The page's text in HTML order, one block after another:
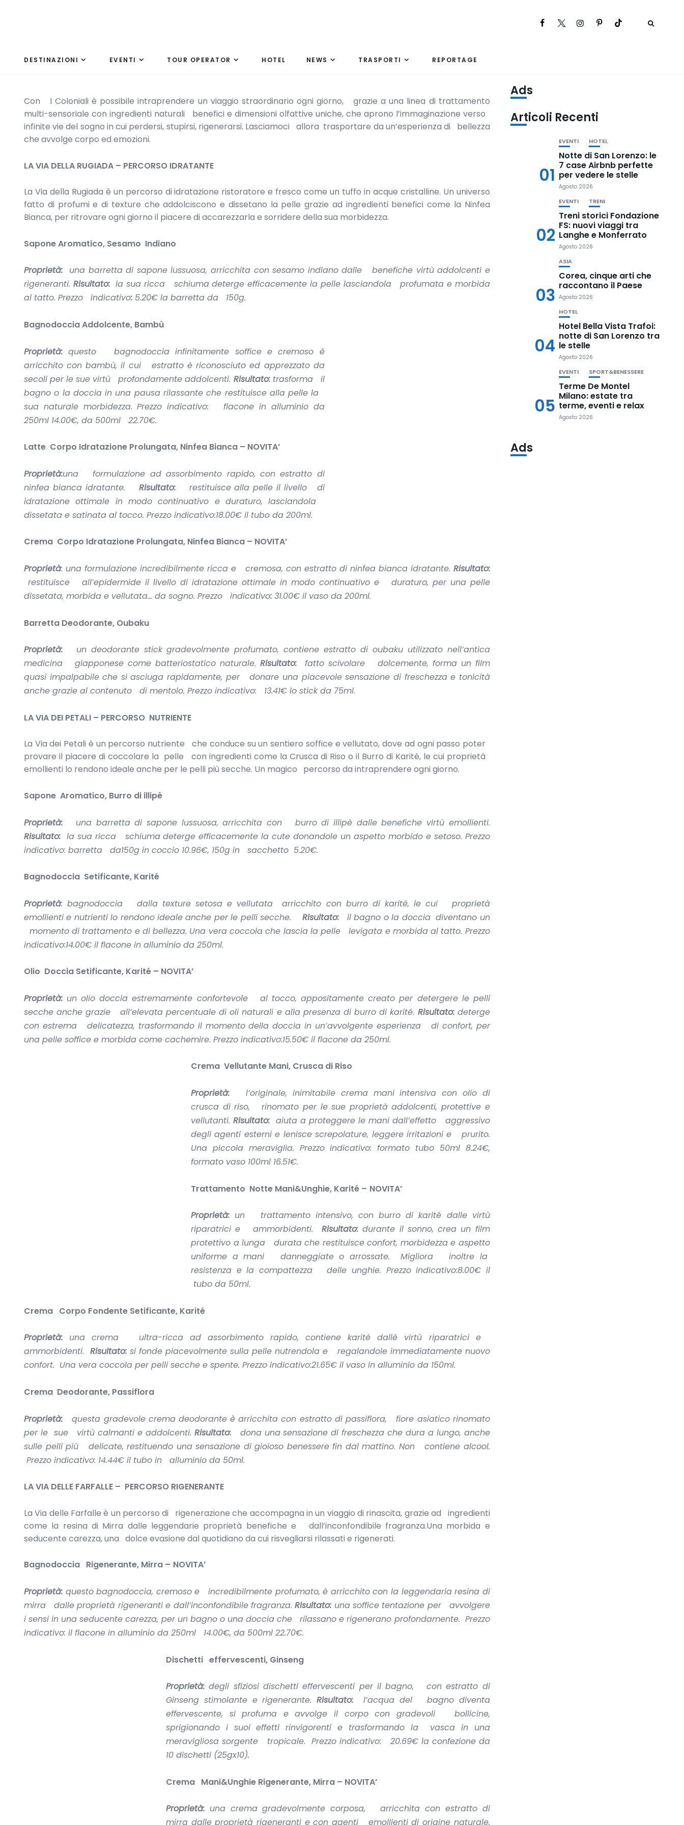
DESTINAZIONI EVENTI TOUR OPERATOR HOTEL NEWS TRASPORTI REPORTAGE
Con I Coloniali è possibile intraprendere un viaggio straordinario ogni giorno, grazie a una linea di trattamento
multi-sensoriale con ingredienti naturali benefici e dimensioni olfattive uniche, che aprono l’immaginazione verso
infinite vie del sogno in cui perdersi, stupirsi, rigenerarsi. Lasciamoci allora trasportare da un’esperienza di bellezza
che avvolge corpo ed emozioni.
LA VIA DELLA RUGIADA – PERCORSO IDRATANTE
La Via della Rugiada è un percorso di idratazione ristoratore e fresco come un tuffo in acque cristalline. Un universo
fatto di profumi e di texture che addolciscono e dissetano la pelle grazie ad ingredienti benefici come la Ninfea
Bianca, per ritrovare ogni giorno il piacere di accarezzarla e sorridere della sua morbidezza.
Sapone Aromatico, Sesamo Indiano
Proprietà: una barretta di sapone lussuosa, arricchita con sesamo indiano dalle benefiche virtù addolcenti e
rigeneranti. Risultato:la sua ricca schiuma deterge efficacemente la pelle lasciandola profumata e morbida
al tatto. Prezzo indicativo: 5.20€ la barretta da 150g.
Bagnodoccia Addolcente, Bambù
Proprietà:questo bagnodoccia infinitamente soffice e cremoso è
arricchito con bambù, il cui estratto è riconosciuto ed apprezzato da
secoli per le sue virtù profondamente addolcenti. Risultato: trasforma il
bagno o la doccia in una pausa rilassante che restituisce alla pelle la
sua naturale morbidezza. Prezzo indicativo: flacone in alluminio da
250ml 14.00€, da 500ml 22.70€.
Latte Corpo Idratazione Prolungata, Ninfea Bianca – NOVITA’
Proprietà:una formulazione ad assorbimento rapido, con estratto di
ninfea bianca idratante. Risultato:
restituisce alla pelle il livello di
idratazione ottimale in modo continuativo e duraturo, lasciandola
dissetata e satinata al tocco. Prezzo indicativo:18.00€ il tubo da 200ml.
Crema Corpo Idratazione Prolungata, Ninfea Bianca – NOVITA’
Proprietà: una formulazione incredibilmente ricca e cremosa, con estratto di ninfea bianca idratante. Risultato:
restituisce all’epidermide il livello di idratazione ottimale in modo continuativo e duraturo, per una pelle
dissetata, morbida e vellutata… da sogno. Prezzo indicativo: 31.00€ il vaso da 200ml.
Barretta Deodorante, Oubaku
Proprietà: un deodorante stick gradevolmente profumato, contiene estratto di oubaku utilizzato nell’antica
medicina giapponese come batteriostatico naturale.Risultato: fatto scivolare dolcemente, forma un film
quasi impalpabile che si asciuga rapidamente, per donare una piacevole sensazione di freschezza e tonicità
anche grazie al contenuto di mentolo. Prezzo indicativo: 13.41€ lo stick da 75ml.
LA VIA DEI PETALI – PERCORSO NUTRIENTE
La Via dei Petali è un percorso nutriente che conduce su un sentiero soffice e vellutato, dove ad ogni passo poter
provare il piacere di coccolare la pelle con ingredienti come la Crusca di Riso o il Burro di Karité, le cui proprietà
emollienti lo rendono ideale anche per le pelli più secche. Un magico percorso da intraprendere ogni giorno.
Sapone Aromatico, Burro di illipè
Proprietà: una barretta di sapone lussuosa, arricchita con burro di illipè dalle benefiche virtù emollienti.
Risultato: la sua ricca schiuma deterge efficacemente la cute donandole un aspetto morbido e setoso. Prezzo
indicativo: barretta da150g in coccio 10.96€, 150g in sacchetto 5.20€.
Bagnodoccia Setificante, Karité
Proprietà: bagnodoccia dalla texture setosa e vellutata arricchito con burro di karité, le cui proprietà
emollienti e nutrienti lo rendono ideale anche per le pelli secche. Risultato: il bagno o la doccia diventano un
momento di trattamento e di bellezza. Una vera coccola che lascia la pelle levigata e morbida al tatto. Prezzo
indicativo:14.00€ il flacone in alluminio da 250ml.
Olio Doccia Setificante, Karité – NOVITA’
Proprietà: un olio doccia estremamente confortevole al tocco, appositamente creato per detergere le pelli
secche anche grazie all’elevata percentuale di oli naturali e alla presenza di burro di karité. Risultato:deterge
con estrema delicatezza, trasformando il momento della doccia in un’avvolgente esperienza di confort, per
una pelle soffice e morbida come cachemire. Prezzo indicativo:15.50€ il flacone da 250ml.
Crema Vellutante Mani, Crusca di Riso
Proprietà: l’originale, inimitabile crema mani intensiva con olio di
crusca di riso, rinomato per le sue proprietà addolcenti, protettive e
vellutanti. Risultato:aiuta a proteggere le mani dall’effetto aggressivo
degli agenti esterni e lenisce screpolature, leggere irritazioni e prurito.
Una piccola meraviglia. Prezzo indicativo: formato tubo 50ml 8.24€,
formato vaso 100ml 16.51€.
Trattamento Notte Mani&Unghie, Karité – NOVITA’
Proprietà: un trattamento intensivo, con burro di karité dalle virtù
riparatrici e ammorbidenti. Risultato:durante il sonno, crea un film
protettivo a lunga durata che restituisce confort, morbidezza e aspetto
uniforme a mani danneggiate o arrossate. Migliora inoltre la
resistenza e la compattezza delle unghie. Prezzo indicativo:8.00€ il
tubo da 50ml.
Crema Corpo Fondente Setificante, Karité
Proprietà: una crema ultra-ricca ad assorbimento rapido, contiene karité dallé virtù riparatrici e
ammorbidenti.Risultato: si fonde piacevolmente sulla pelle nutrendola e regalandole immediatamente nuovo
confort. Una vera coccola per pelli secche e spente. Prezzo indicativo:21.65€ il vaso in alluminio da 150ml.
Crema Deodorante, Passiflora
Proprietà: questa gradevole crema deodorante è arricchita con estratto di passiflora, fiore asiatico rinomato
per le sue virtù calmanti e addolcenti. Risultato:dona una sensazione di freschezza che dura a lungo, anche
sulle pelli più delicate, restituendo una sensazione di gioioso benessere fin dal mattino. Non contiene alcool.
Prezzo indicativo: 14.44€ il tubo in alluminio da 50ml.
LA VIA DELLE FARFALLE – PERCORSO RIGENERANTE
La Via delle Farfalle è un percorso di rigenerazione che accompagna in un viaggio di rinascita, grazie ad ingredienti
come la resina di Mirra dalle leggendarie proprietà benefiche e dall’inconfondibile fragranza.Una morbida e
seducente carezza, una dolce evasione dal quotidiano da cui risvegliarsi rilassati e rigenerati.
Bagnodoccia Rigenerante, Mirra – NOVITA’
Proprietà: questo bagnodoccia, cremoso e incredibilmente profumato, è arricchito con la leggendaria resina di
mirra dalle proprietà rigeneranti e dall’inconfondibile fragranza.Risultato: una soffice tentazione per avvolgere
i sensi in una seducente carezza, per un bagno o una doccia che rilassano e rigenerano profondamente. Prezzo
indicativo: il flacone in alluminio da 250ml 14.00€, da 500ml 22.70€.
Dischetti effervescenti, Ginseng
Proprietà: degli sfiziosi dischetti effervescenti per il bagno, con estratto di
Ginseng stimolante e rigenerante.Risultato: l’acqua del bagno diventa
effervescente, si profuma e avvolge il corpo con gradevoli bollicine,
sprigionando i suoi effetti rinvigorenti e trasformando la vasca in una
meravigliosa sorgente tropicale. Prezzo indicativo: 20.69€ la confezione da
10 dischetti (25gx10).
Crema Mani&Unghie Rigenerante, Mirra – NOVITA’
Proprietà: una crema gradevolmente corposa, arricchita con estratto di
mirra dalle proprietà rigeneranti e con agenti emollienti di origine naturale.
Ads
Articoli Recenti
01
EVENTI HOTEL
Notte di San Lorenzo: le
7 case Airbnb perfette
per vedere le stelle
Agosto 2026
02
EVENTI TRENI
Treni storici Fondazione
FS: nuovi viaggi tra
Langhe e Monferrato
Agosto 2026
03
ASIA
Corea, cinque arti che
raccontano il Paese
Agosto 2026
04
HOTEL
Hotel Bella Vista Trafoi:
notte di San Lorenzo tra
le stelle
Agosto 2026
05
EVENTI SPORT&BENESSERE
Terme De Montel
Milano: estate tra
terme, eventi e relax
Agosto 2026
Ads